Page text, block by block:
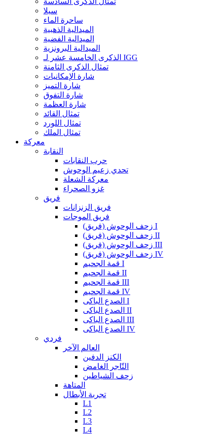
سيلا
ساحرة الماء
الميدالية الذهبية
الميدالية الفضية
الميدالية البرونزية
الذكرى الخامسة عشر لـ IGG
تمثال الذكرى الثامنة
شارة الإمكانيات
شارة التميز
شارة التفوق
شارة العظمة
تمثال القائد
تمثال اللورد
تمثال الملك
معركة
النقابة
حرب النقابات
تحدي زعيم الوحوش
معركة الشعلة
غزو الصحراء
فريق
فريق الزنزانات
فريق الموجات
زحف الوحوش (فريق) I
زحف الوحوش (فريق) II
زحف الوحوش (فريق) III
زحف الوحوش (فريق) IV
قمة الجحيم I
قمة الجحيم II
قمة الجحيم III
قمة الجحيم IV
الصدع الباكى I
الصدع الباكى II
الصدع الباكى III
الصدع الباكى IV
فردي
العالم الآخر
الكنز الدفين
التّاجر الغامض
زحف الشياطين
المتاهة
تجربة الأبطال
L1
L2
L3
L4